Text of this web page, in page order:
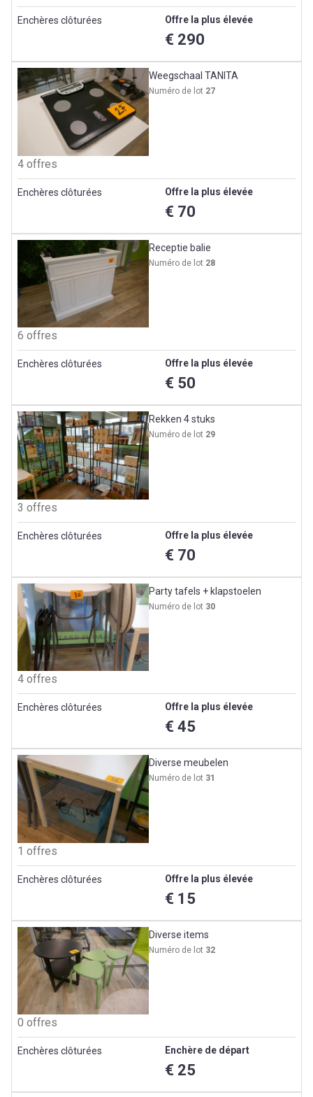
Enchères clôturées Offre la plus élevée
€ 290
Weegschaal TANITA
Numéro de lot 27
4 offres
Enchères clôturées Offre la plus élevée
€ 70
Receptie balie
Numéro de lot 28
6 offres
Enchères clôturées Offre la plus élevée
€ 50
Rekken 4 stuks
Numéro de lot 29
3 offres
Enchères clôturées Offre la plus élevée
€ 70
Party tafels + klapstoelen
Numéro de lot 30
4 offres
Enchères clôturées Offre la plus élevée
€ 45
Diverse meubelen
Numéro de lot 31
1 offres
Enchères clôturées Offre la plus élevée
€ 15
Diverse items
Numéro de lot 32
0 offres
Enchères clôturées Enchère de départ
€ 25